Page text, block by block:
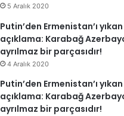
5 Aralık 2020
Putin’den Ermenistan’ı yıkan
açıklama: Karabağ
ayrılmaz bir parçasıdır!
4 Aralık 2020
Putin’den Ermenistan’ı yıkan
açıklama: Karabağ
ayrılmaz bir parçasıdır!